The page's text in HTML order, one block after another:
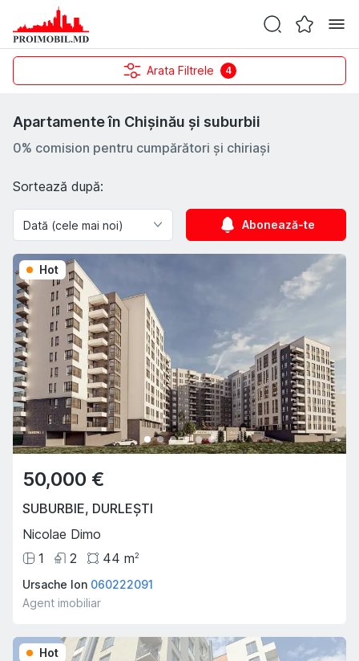
Arata Filtrele 4
Apartamente în Chișinău și suburbii
0% comision pentru cumpărători și chiriași
Sortează după:
Abonează-te
Hot
50,000 €
SUBURBIE, DURLEȘTI
Nicolae Dimo
1
2 44 m2
Ursache Ion 060222091
Agent imobiliar
Hot